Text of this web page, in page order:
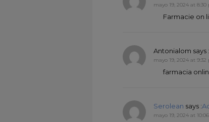
mayo 19, 2024 at 8:30
Farmacie on
Antonialom says :
mayo 19, 2024 at 9:32
farmacia
Serolean says :
mayo 19, 2024 at